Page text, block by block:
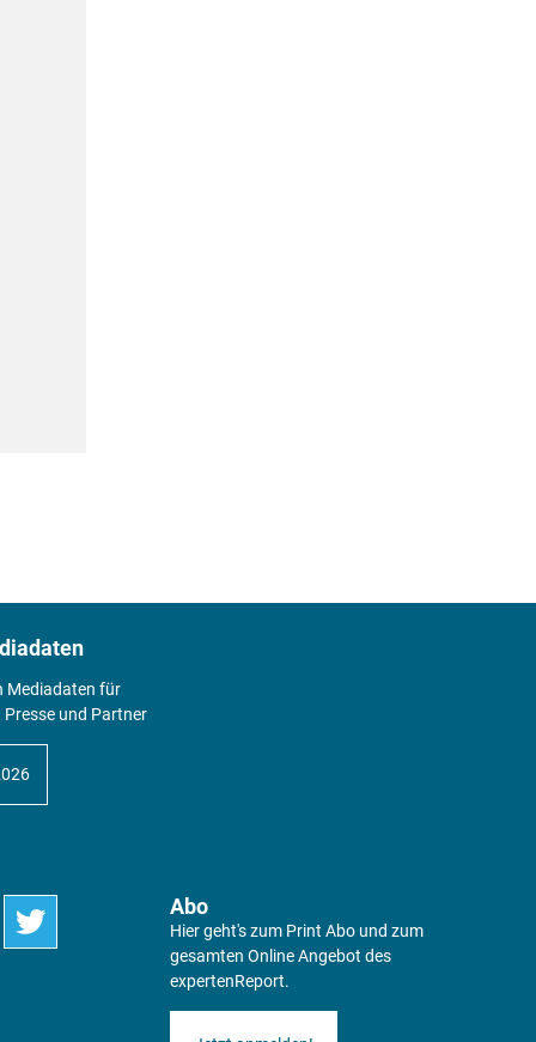
Mediadaten für
Presse und Partner
Abo
Hier geht's zum Print Abo und zum
gesamten Online Angebot des
expertenReport.